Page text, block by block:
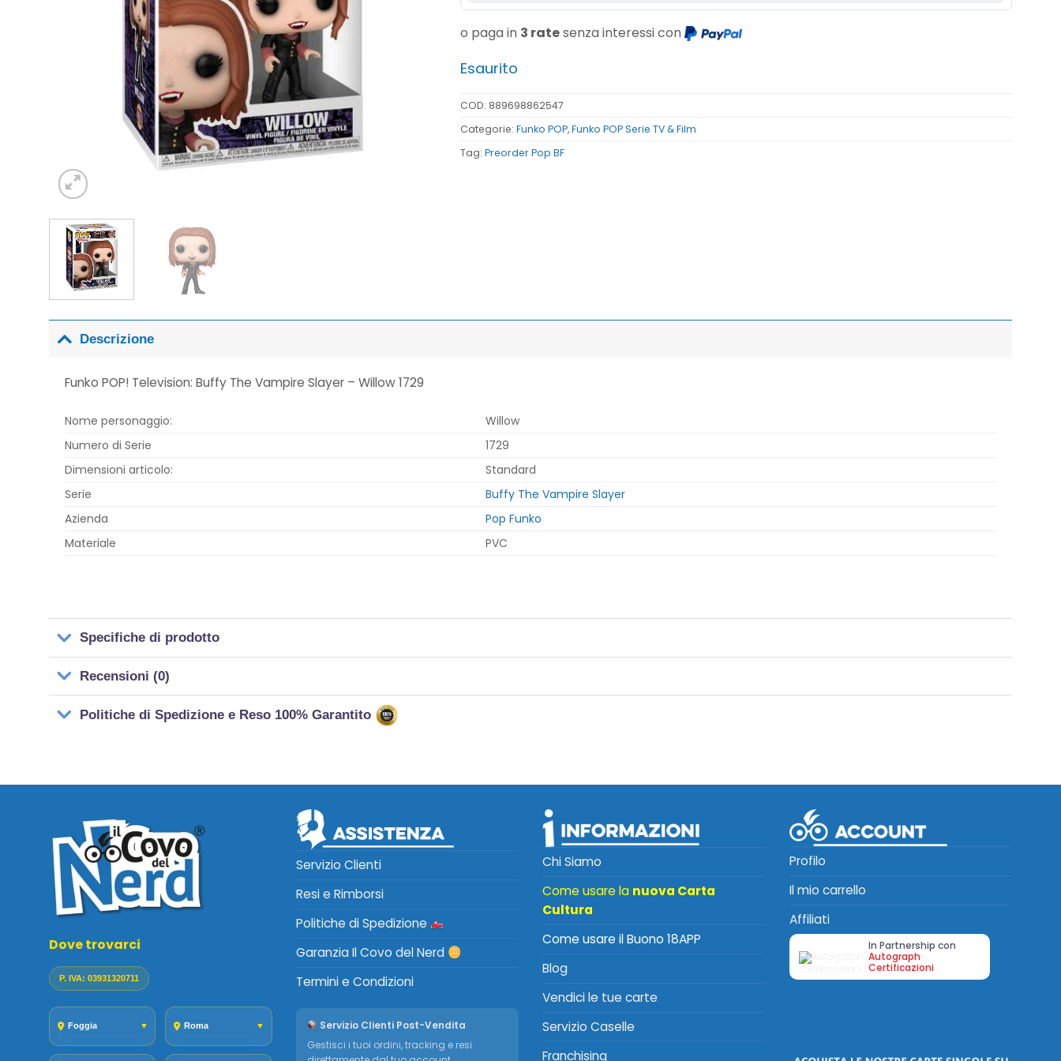
o paga in 3 ratesenza interessi con
Esaurito
COD: 889698862547
Categorie: Funko POP,Funko POP Serie TV & Film
Tag: Preorder Pop BF
Descrizione
Funko POP! Television: Buffy The Vampire Slayer – Willow 1729
Nome personaggio:
Willow
Numero di Serie
1729
Dimensioni articolo:
Standard
Serie
Buffy The Vampire Slayer
Azienda
Pop Funko
Materiale
PVC
Specifiche di prodotto
Recensioni (0)
Politiche di Spedizione e Reso 100% Garantito
Dove trovarci
P. IVA: 03931320711
Foggia ▼ Roma ▼
Servizio Clienti
Resi e Rimborsi
Politiche di Spedizione
Garanzia Il Covo del Nerd
Termini e Condizioni
Servizio Clienti Post-Vendita
Gestisci i tuoi ordini, tracking e resi
Chi Siamo
Come usare la nuova Carta
Cultura
Come usare il Buono 18APP
Blog
Vendici le tue carte
Servizio Caselle
Franchising
Profilo
Il mio carrello
Affiliati
In Partnership con
Autograph
Certificazioni